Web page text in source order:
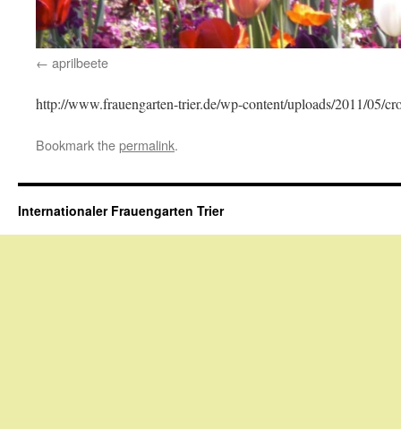
aprilbeete
http://www.frauengarten-trier.de/wp-content/uploads/2011/05/
Bookmark thepermalink.
Internationaler Frauengarten Trier